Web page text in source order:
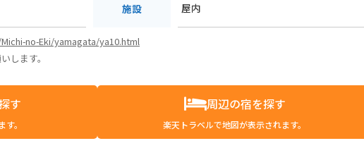
施設 屋内
no-Eki/yamagata/ya10.html
します。
す
。
周辺の宿を探す
楽天トラベルで地図が表示されます。